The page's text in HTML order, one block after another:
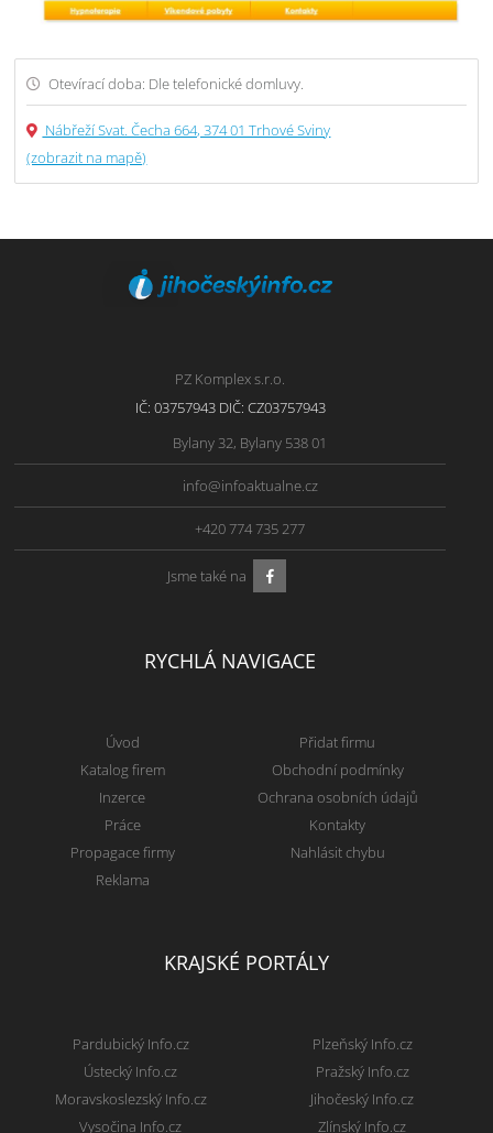
Otevírací doba: Dle telefonické domluvy.
Nábřeží Svat. Čecha 664, 374 01 Trhové Sviny
(zobrazit na mapě)
PZ Komplex s.r.o.
IČ: 03757943 DIČ: CZ03757943
Bylany 32, Bylany 538 01
info@infoaktualne.cz
+420 774 735 277
Jsme také na
RYCHLÁ NAVIGACE
Úvod
Katalog firem
Inzerce
Práce
Propagace firmy
Reklama
Přidat firmu
Obchodní podmínky
Ochrana osobních údajů
Kontakty
Nahlásit chybu
KRAJSKÉ PORTÁLY
Pardubický Info.cz
Ústecký Info.cz
Moravskoslezský Info.cz
Vysočina Info.cz
Plzeňský Info.cz
Pražský Info.cz
Jihočeský Info.cz
Zlínský Info.cz